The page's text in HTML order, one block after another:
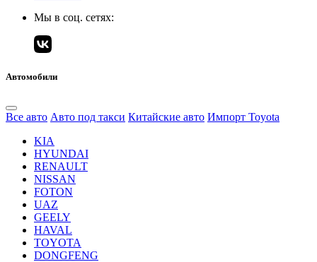
Мы в соц. сетях:
Автомобили
Все авто Авто под такси Китайские авто Импорт Toyota
KIA
HYUNDAI
RENAULT
NISSAN
FOTON
UAZ
GEELY
HAVAL
TOYOTA
DONGFENG